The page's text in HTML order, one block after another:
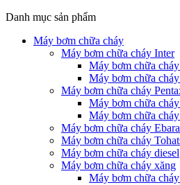
Danh mục sản phẩm
Máy bơm chữa cháy
Máy bơm chữa cháy Inter
Máy bơm chữa
Máy bơm chữa
Máy bơm chữa cháy
Máy bơm chữa
Máy bơm chữa
Máy bơm chữa cháy Ebara
Máy bơm chữa cháy
Máy bơm chữa cháy diesel
Máy bơm chữa cháy xăng
Máy bơm chữa